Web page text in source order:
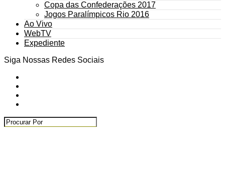
Copa das Confederações 2017
Jogos Paralímpicos Rio 2016
Ao Vivo
WebTV
Expediente
Siga Nossas Redes Sociais